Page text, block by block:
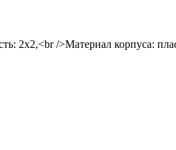
2x2,<br />Материал корпуса: